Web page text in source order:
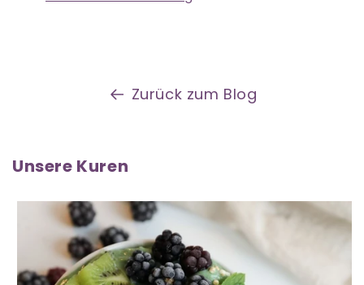
Zurück zum Blog
Unsere Kuren